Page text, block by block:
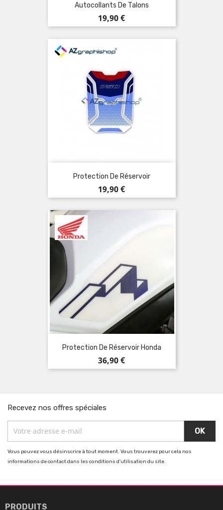
Autocollants De Talons
Prix
19,90 €
Protection De Réservoir
Prix
19,90 €
Protection De Réservoir Honda
Prix
36,90 €
Recevez nos offres spéciales
Vous pouvez vous désinscrire à tout moment. Vous trouverez pour cela nos
informations de contact dans les conditions d'utilisation du site.
PRODUITS